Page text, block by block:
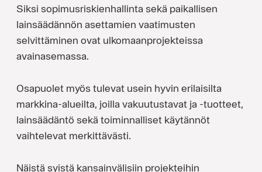
Siksi sopimusriskienhallinta sekä paikallisen
lainsäädännön asettamien vaatimusten
selvittäminen ovat ulkomaanprojekteissa
avainasemassa.
Osapuolet myös tulevat usein hyvin erilaisilta
markkina-alueilta, joilla vakuutustavat ja -tuotteet,
lainsäädäntö sekä toiminnalliset käytännöt
vaihtelevat merkittävästi.
Näistä syistä kansainvälisiin projekteihin